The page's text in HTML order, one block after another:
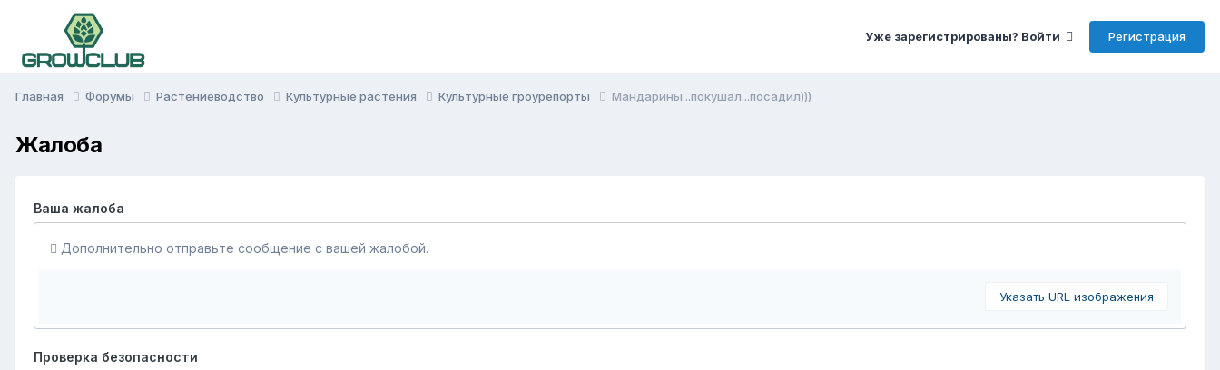
Уже зарегистрированы? Войти Регистрация
Главная Форумы Растениеводство Культурные растения Культурные гроурепорты Мандарины...покушал...посадил)))
Жалоба
Ваша жалоба
Дополнительно отправьте сообщение с вашей жалобой.
Указать URL изображения
Проверка безопасности